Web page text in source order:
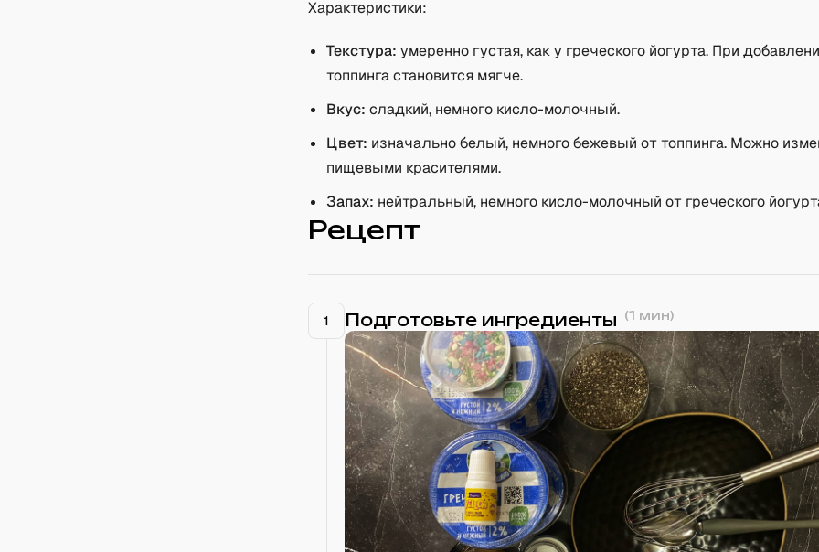
Характеристики:
Текстура: умеренно густая, как у греческого йогурта. При
топпинга становится мягче.
Вкус: сладкий, немного кисло-молочный.
Цвет: изначально белый, немного бежевый от топпинга. Можно
пищевыми красителями.
Запах: нейтральный, немного кисло-молочный от греческого
Рецепт
1 Подготовьте ингредиенты (1 мин)